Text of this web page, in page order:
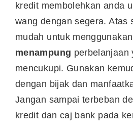
kredit membolehkan anda
wang dengan segera. Atas
mudah untuk
menampung perbelanjaan
mencukupi. Gunakan
dengan bijak dan
Jangan sampai terbeban
kredit dan caj bank pada